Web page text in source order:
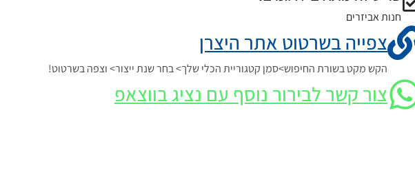
חנות אביזרים
צפייה בשרטוט אתר היצרן
הקש מקט בשורת החיפוש>סמן קטגוריית הכלי שלך> בחר שנת ייצור> וצפה בשרטוט!
צור קשר לבירור נוסף עם נציג בווצאפ